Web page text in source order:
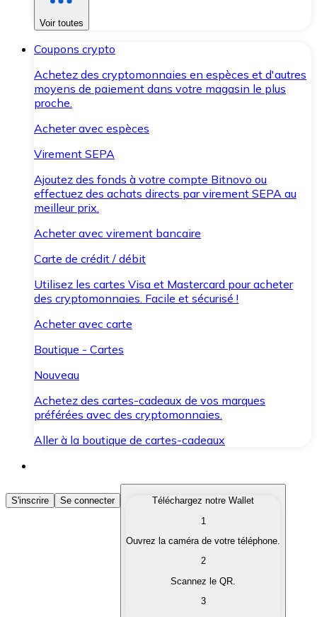
Voir toutes
Coupons crypto
Achetez des cryptomonnaies en espèces et d'autres
moyens de paiement dans votre magasin le plus
proche.
Acheter avec espèces
Virement SEPA
Ajoutez des fonds à votre compte Bitnovo ou
effectuez des achats directs par virement SEPA au
meilleur prix.
Acheter avec virement bancaire
Carte de crédit / débit
Utilisez les cartes Visa et Mastercard pour acheter
des cryptomonnaies. Facile et sécurisé !
Acheter avec carte
Boutique - Cartes
Nouveau
Achetez des cartes-cadeaux de vos marques
préférées avec des cryptomonnaies.
Aller à la boutique de cartes-cadeaux
Acheter des Cryptomonnaies
Achetez les cryptomonnaies qui vous intéressent
Convertissez vos cryptomonnaies en monnaie
S'inscrire Se connecter
Téléchargez notre Wallet
1
Ouvrez la caméra de votre téléphone.
2
Scannez le QR.
3